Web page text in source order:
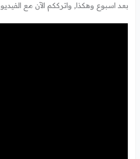
بعد اسبوع وهكذا, واترككم الآن مع الفيديو